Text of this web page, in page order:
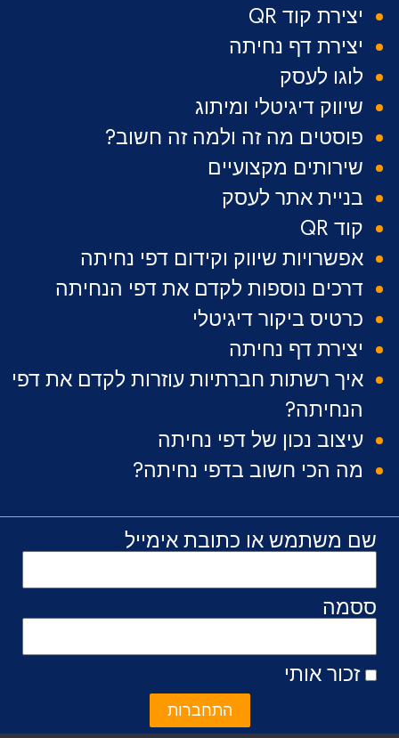
יצירת קוד QR
יצירת דף נחיתה
לוגו לעסק
שיווק דיגיטלי ומיתוג
פוסטים מה זה ולמה זה חשוב?
שירותים מקצועיים
בניית אתר לעסק
קוד QR
אפשרויות שיווק וקידום דפי נחיתה
דרכים נוספות לקדם את דפי הנחיתה
כרטיס ביקור דיגיטלי
יצירת דף נחיתה
איך רשתות חברתיות עוזרות לקדם את דפי
הנחיתה?
עיצוב נכון של דפי נחיתה
מה הכי חשוב בדפי נחיתה?
שם משתמש או כתובת אימייל
ססמה
זכור אותי
התחברות